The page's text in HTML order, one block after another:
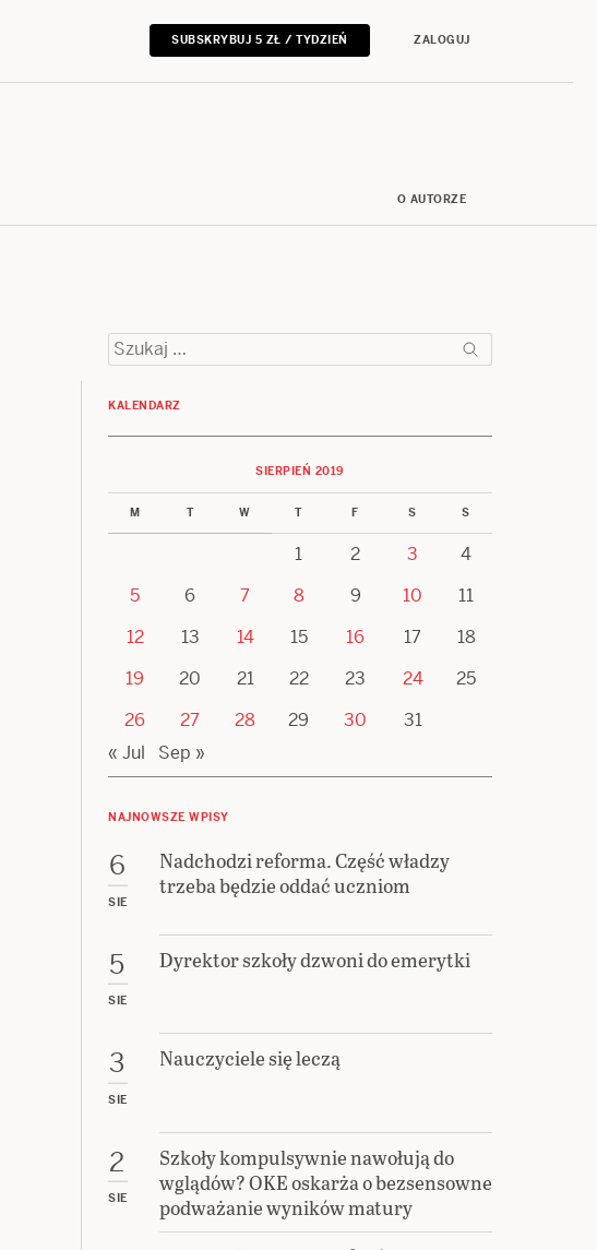
SUBSKRYBUJ 5 ZŁ / TYDZIEŃ ZALOGUJ
O AUTORZE
Szukaj:
KALENDARZ
SIERPIEŃ 2019
M T W T F S S
1 2 3
4
5
6 7 8 9 10
11
12
13 14 15 16 17
18
19
20 21 22 23 24
25
26
27 28 29 30
31
« Jul
Sep »
NAJNOWSZE WPISY
6
SIE
Nadchodzi reforma. Część władzy
trzeba będzie oddać uczniom
5
SIE
Dyrektor szkoły dzwoni do emerytki
3
SIE
Nauczyciele się leczą
2
SIE
Szkoły kompulsywnie nawołują do
wglądów? OKE oskarża o bezsensowne
podważanie wyników matury